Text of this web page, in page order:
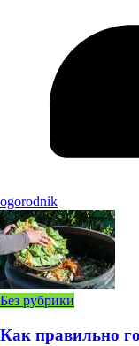
ogorodnik
Без рубрики
Как правильно